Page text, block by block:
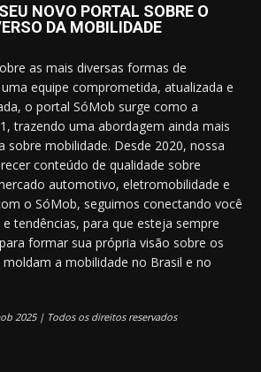
NOVO PORTAL SOBRE O
DA MOBILIDADE
as mais diversas formas de
equipe comprometida, atualizada e
o portal SóMob surge como a
trazendo uma abordagem ainda mais
sobre mobilidade. Desde 2020, nossa
conteúdo de qualidade sobre
automotivo, eletromobilidade e
o SóMob, seguimos conectando você
tendências, para que esteja sempre
formar sua própria visão sobre os
a mobilidade no Brasil e no
2025 | Todos os direitos reservados